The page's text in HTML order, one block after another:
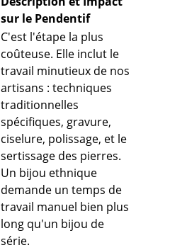
sur le Pendentif
C'est l'étape la plus
coûteuse. Elle inclut le
travail minutieux de nos
artisans : techniques
traditionnelles
spécifiques, gravure,
ciselure, polissage, et le
sertissage des pierres.
Un bijou ethnique
demande un temps de
travail manuel bien plus
long qu'un bijou de
série.